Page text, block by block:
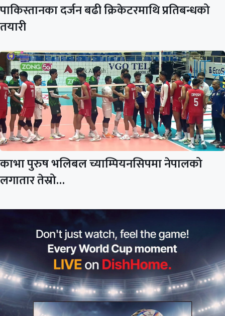
पाकिस्तानका दर्जन बढी क्रिकेटरमाथि प्रतिबन्धको
तयारी
काभा पुरुष भलिबल च्याम्पियनसिपमा नेपालको
लगातार तेस्रो…